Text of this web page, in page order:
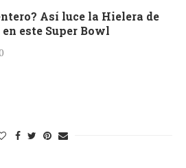
Así luce la Hielera de
este Super Bowl